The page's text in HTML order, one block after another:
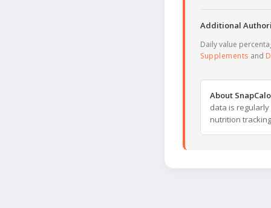
Additional
Daily value
Supplements and
About
data is
nutrition